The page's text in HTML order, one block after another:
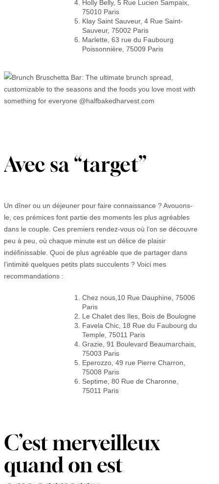
Holly Belly, 5 Rue Lucien Sampaix,
75010 Paris
Klay Saint Sauveur, 4 Rue Saint-
Sauveur, 75002 Paris
Marlette, 63 rue du Faubourg
Poissonnière, 75009 Paris
Avec sa “target”
Un dîner ou un déjeuner pour faire connaissance ? Avouons-
le, ces prémices font partie des moments les plus agréables
dans le couple. Ces premiers rendez-vous où l’on se découvre
peu à peu, où chaque minute est un délice de plaisir
indéfinissable. Quoi de plus agréable que de partager dans
l’intimité quelques petits plats succulents ? Voici mes
recommandations :
Chez nous,10 Rue Dauphine, 75006
Paris
Le Chalet des Iles, Bois de Boulogne
Favela Chic, 18 Rue du Faubourg du
Temple, 75011 Paris
Grazie, 91 Boulevard Beaumarchais,
75003 Paris
Eperozzo, 49 rue Pierre Charron,
75008 Paris
Septime, 80 Rue de Charonne,
75011 Paris
C’est merveilleux
quand on est